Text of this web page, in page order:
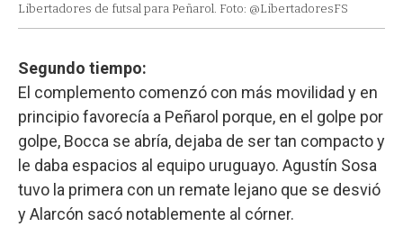
Libertadores de futsal para Peñarol. Foto: @LibertadoresFS
Segundo tiempo:
El complemento comenzó con más movilidad y en
principio favorecía a Peñarol porque, en el golpe por
golpe, Bocca se abría, dejaba de ser tan compacto y
le daba espacios al equipo uruguayo. Agustín Sosa
tuvo la primera con un remate lejano que se desvió
y Alarcón sacó notablemente al córner.